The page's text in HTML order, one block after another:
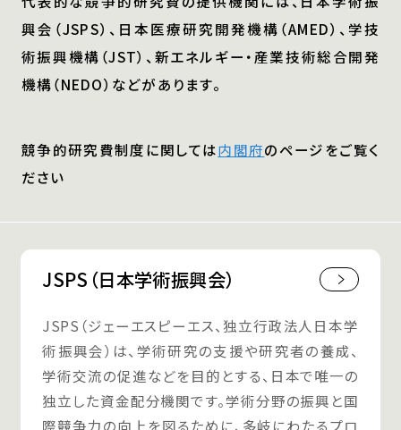
興会（JSPS）、日本医療研究開発機構（AMED）、学技
術振興機構（JST）、新エネルギー・産業技術総合開発
機構（NEDO）などがあります。
競争的研究費制度に関しては内閣府のページをご覧く
ださい
JSPS（日本学術振興会）
JSPS（ジェーエスピーエス、独立行政法人日本学
術振興会）は、学術研究の支援や研究者の養成、
学術交流の促進などを目的とする、日本で唯一の
独立した資金配分機関です。学術分野の振興と国
際競争力の向上を図るために、多岐にわたるプロ